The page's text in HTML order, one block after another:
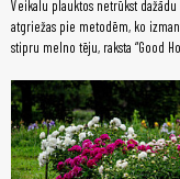
Veikalu plauktos netrūkst
atgriežas pie metodēm, ko
stipru melno tēju, raksta “Good